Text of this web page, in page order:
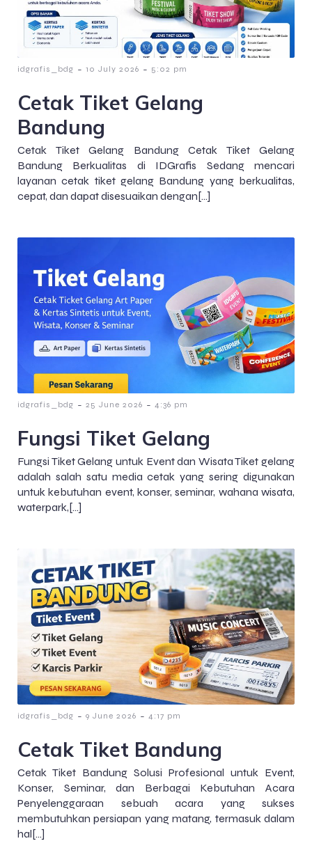
idgrafis_bdg - 10 July 2026 - 5:02 pm
Cetak Tiket Gelang
Bandung
Cetak Tiket Gelang Bandung Cetak Tiket Gelang
Bandung Berkualitas di IDGrafis Sedang mencari
layanan cetak tiket gelang Bandung yang berkualitas,
cepat, dan dapat disesuaikan dengan[…]
idgrafis_bdg - 25 June 2026 - 4:36 pm
Fungsi Tiket Gelang
Fungsi Tiket Gelang untuk Event dan Wisata Tiket gelang
adalah salah satu media cetak yang sering digunakan
untuk kebutuhan event, konser, seminar, wahana wisata,
waterpark,[…]
idgrafis_bdg - 9 June 2026 - 4:17 pm
Cetak Tiket Bandung
Cetak Tiket Bandung Solusi Profesional untuk Event,
Konser, Seminar, dan Berbagai Kebutuhan Acara
Penyelenggaraan sebuah acara yang sukses
membutuhkan persiapan yang matang, termasuk dalam
hal[…]